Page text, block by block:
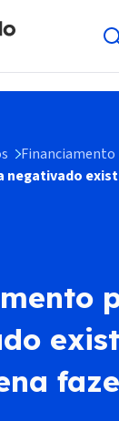
Financiamento
negativado